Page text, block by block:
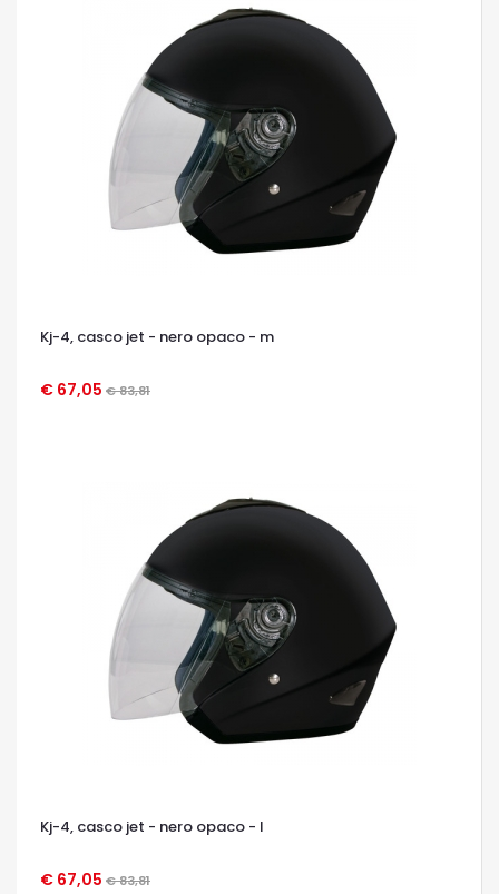
Kj-4, casco jet - nero opaco - m
€ 67,05 € 83,81
OCCHIATA VELOCE
Kj-4, casco jet - nero opaco - l
€ 67,05 € 83,81
OCCHIATA VELOCE